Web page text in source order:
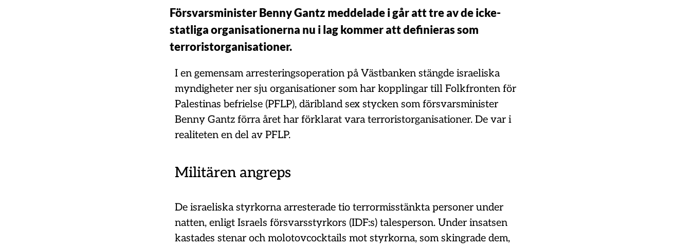
Försvarsminister Benny Gantz meddelade i går att tre av de icke-
statliga organisationerna nu i lag kommer att definieras som
terroristorganisationer.
I en gemensam arresteringsoperation på Västbanken stängde israeliska
myndigheter ner sju organisationer som har kopplingar till Folkfronten för
Palestinas befrielse (PFLP), däribland sex stycken som försvarsminister
Benny Gantz förra året har förklarat vara terroristorganisationer. De var i
realiteten en del av PFLP.
Militären angreps
De israeliska styrkorna arresterade tio terrormisstänkta personer under
natten, enligt Israels försvarsstyrkors (IDF:s) talesperson. Under insatsen
kastades stenar och molotovcocktails mot styrkorna, som skingrade dem,